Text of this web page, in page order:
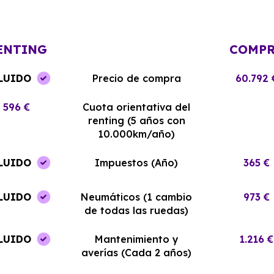
Precio de compra 60.792
596 €
Cuota orientativa del
renting (5 años con
10.000km/año)
Impuestos (Año) 365 €
Neumáticos (1 cambio
de todas las ruedas)
973 €
Mantenimiento y
averías (Cada 2 años)
1.216 €